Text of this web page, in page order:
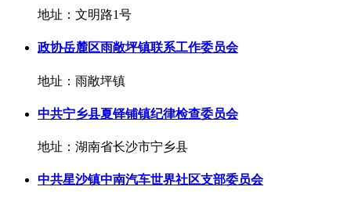
地址：文明路1号
政协岳麓区雨敞坪镇联系工作委员会
地址：雨敞坪镇
中共宁乡县夏铎铺镇纪律检查委员会
地址：湖南省长沙市宁乡县
中共星沙镇中南汽车世界社区支部委员会